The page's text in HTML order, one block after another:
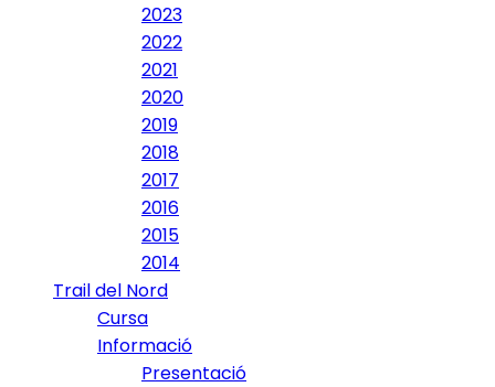
2023
2022
2021
2020
2019
2018
2017
2016
2015
2014
Trail del Nord
Cursa
Informació
Presentació